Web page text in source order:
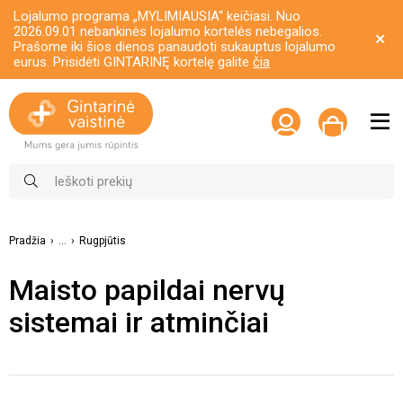
Lojalumo programa „MYLIMIAUSIA“ keičiasi. Nuo
2026.09.01 nebankinės lojalumo kortelės nebegalios.
Prašome iki šios dienos panaudoti sukauptus lojalumo
eurus. Prisidėti GINTARINĘ kortelę galite čia
Pradžia ... Rugpjūtis
Maisto papildai nervų
sistemai ir atminčiai